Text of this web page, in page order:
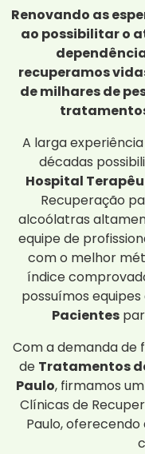
Renovando as
ao possibilitar o
recuperamos
de milhares de
A larga
décadas
Hospital
Recuperação
alcoólatras
equipe de
com o melhor
índice
possuímos
Pacientes
Com a demanda de
de Tratamentos
Paulo, firmamos
Clínicas de
Paulo, oferecendo